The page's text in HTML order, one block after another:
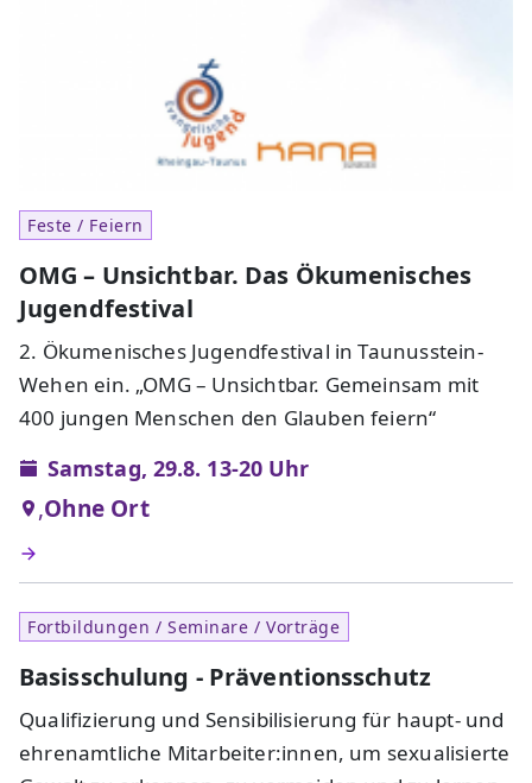
Feste / Feiern
OMG – Unsichtbar. Das Ökumenisches
Jugendfestival
2. Ökumenisches Jugendfestival in Taunusstein-
Wehen ein. „OMG – Unsichtbar. Gemeinsam mit
400 jungen Menschen den Glauben feiern“
Samstag, 29.8. 13-20 Uhr
,Ohne Ort
Fortbildungen / Seminare / Vorträge
Basisschulung - Präventionsschutz
Qualifizierung und Sensibilisierung für haupt- und
ehrenamtliche Mitarbeiter:innen, um sexualisierte